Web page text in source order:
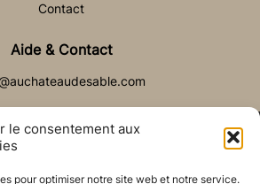
le consentement aux
pour optimiser notre site web et notre service.
Contact
Aide & Contact